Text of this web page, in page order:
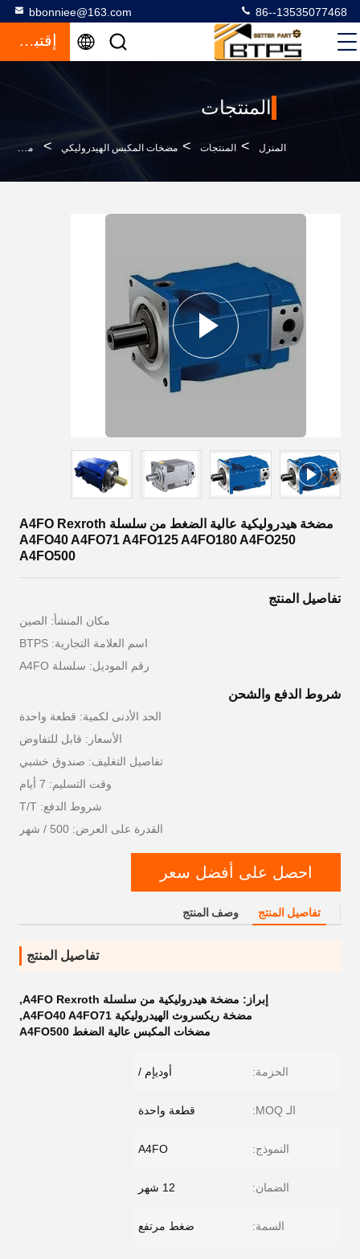
bbonniee@163.com 86--13535077468
إقتباس
المنتجات
المنزل > المنتجات > مضخات المكبس الهيدروليكي > مضخة هيدروليكية عالية الضغط من سلسلة A4FO Rexroth A4FO40 A4FO71 A4FO125 A4FO180 A4FO250 A4FO500
مضخة هيدروليكية عالية الضغط من سلسلة A4FO Rexroth
A4FO40 A4FO71 A4FO125 A4FO180 A4FO250
A4FO500
تفاصيل المنتج
مكان المنشأ: الصين
اسم العلامة التجارية: BTPS
رقم الموديل: سلسلة A4FO
شروط الدفع والشحن
الحد الأدنى لكمية: قطعة واحدة
الأسعار: قابل للتفاوض
تفاصيل التغليف: صندوق خشبي
وقت التسليم: 7 أيام
شروط الدفع: T/T
القدرة على العرض: 500 / شهر
احصل على أفضل سعر
تفاصيل المنتج وصف المنتج
تفاصيل المنتج
إبراز: مضخة هيدروليكية من سلسلة A4FO Rexroth
,
مضخة ريكسروث الهيدروليكية A4FO40 A4FO71
,
مضخات المكبس عالية الضغط A4FO500
الحزمة: أوديإم /
الـ MOQ: قطعة واحدة
النموذج: A4FO
الضمان: 12 شهر
السمة: ضغط مرتفع